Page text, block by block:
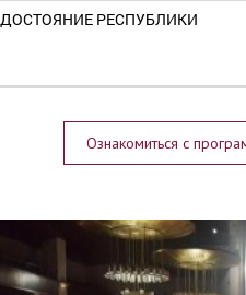
ДОСТОЯНИЕ РЕСПУБЛИКИ
Ознакомиться с